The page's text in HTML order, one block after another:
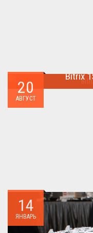
20
АВГУСТ
Bitrix
14
ЯНВАРЬ